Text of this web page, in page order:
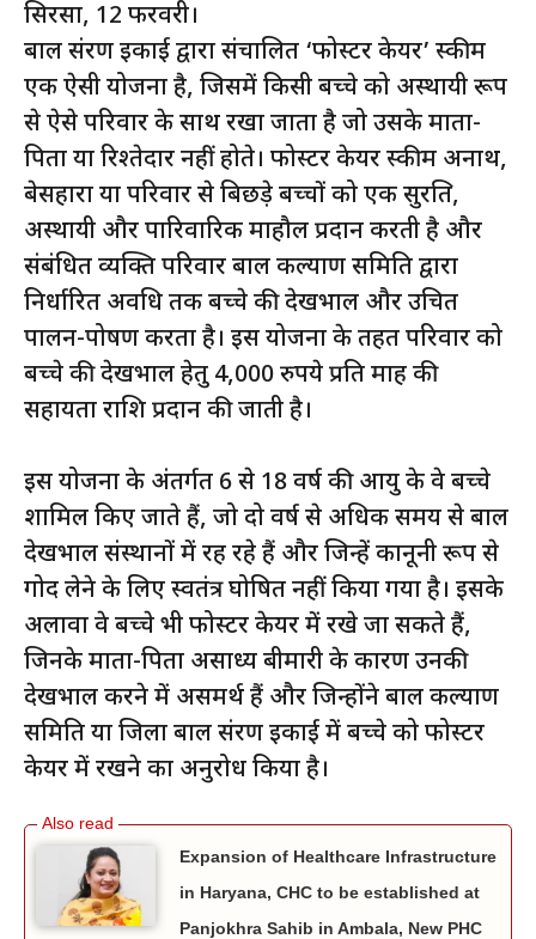
सिरसा, 12 फरवरी।
बाल संरक्षण इकाई द्वारा संचालित ‘फोस्टर केयर’ स्कीम
एक ऐसी योजना है, जिसमें किसी बच्चे को अस्थायी रूप
से ऐसे परिवार के साथ रखा जाता है जो उसके माता-
पिता या रिश्तेदार नहीं होते। फोस्टर केयर स्कीम अनाथ,
बेसहारा या परिवार से बिछड़े बच्चों को एक सुरक्षित,
अस्थायी और पारिवारिक माहौल प्रदान करती है और
संबंधित व्यक्ति परिवार बाल कल्याण समिति द्वारा
निर्धारित अवधि तक बच्चे की देखभाल और उचित
पालन-पोषण करता है। इस योजना के तहत परिवार को
बच्चे की देखभाल हेतु 4,000 रुपये प्रति माह की
सहायता राशि प्रदान की जाती है।
इस योजना के अंतर्गत 6 से 18 वर्ष की आयु के वे बच्चे
शामिल किए जाते हैं, जो दो वर्ष से अधिक समय से बाल
देखभाल संस्थानों में रह रहे हैं और जिन्हें कानूनी रूप से
गोद लेने के लिए स्वतंत्र घोषित नहीं किया गया है। इसके
अलावा वे बच्चे भी फोस्टर केयर में रखे जा सकते हैं,
जिनके माता-पिता असाध्य बीमारी के कारण उनकी
देखभाल करने में असमर्थ हैं और जिन्होंने बाल कल्याण
समिति या जिला बाल संरक्षण इकाई में बच्चे को फोस्टर
केयर में रखने का अनुरोध किया है।
Expansion of Healthcare Infrastructure
in Haryana, CHC to be established at
Panjokhra Sahib in Ambala, New PHC